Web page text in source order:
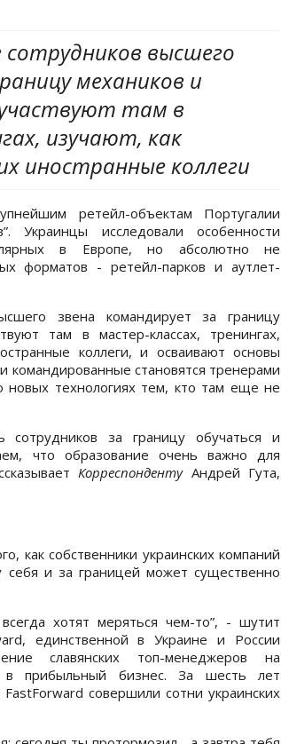
сотрудников высшего
механиков и
там в
изучают, как
иностранные коллеги
ретейл-объектам Португалии
Украинцы исследовали особенности
в Европе, но абсолютно не
форматов - ретейл-парков и аутлет-
звена командирует за границу
там в мастер-классах, тренингах,
коллеги, и осваивают основы
командированные становятся тренерами
новых технологиях тем, кто там еще не
сотрудников за границу обучаться и
что образование очень важно для
КорреспондентуАндрей Гута,
как собственники украинских компаний
себя и за границей может существенно
хотят меряться чем-то”, - шутит
единственной в Украине и России
славянских топ-менеджеров на
в прибыльный бизнес. За шесть лет
совершили сотни украинских